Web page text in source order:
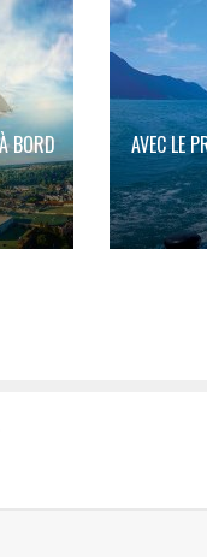
BORD
AVEC LE